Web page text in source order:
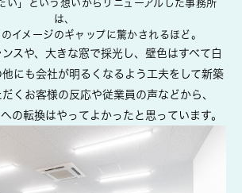
い」という想いからリニューアルした事務所
は、
イメージのギャップに驚かされるほど。
スや、大きな窓で採光し、壁色はすべて白
にも会社が明るくなるよう工夫をして新築
くお客様の反応や従業員の声などから、
の転換はやってよかったと思っています。